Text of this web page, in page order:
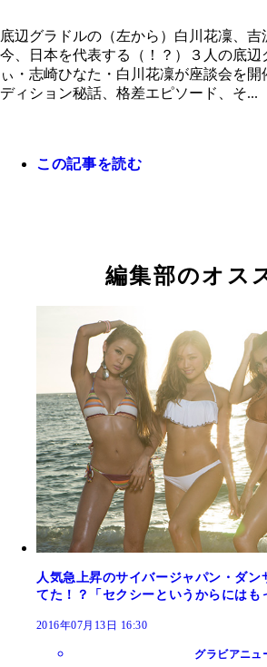
底辺グラドルの（左から）白川花凜、吉
今、日本を代表する（！？）３人の底辺
ぃ・志崎ひなた・白川花凜が座談会を
ディション秘話、格差エピソード、そ...
この記事を読む
編集部のオス
人気急上昇のサイバージャパン・ダ
てた！？「セクシーというからにはも
2016年07月13日 16:30
グラビアニュ